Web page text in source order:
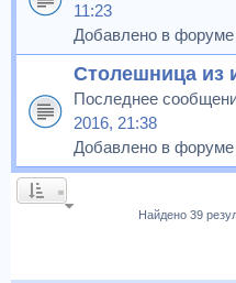
11:23
Добавлено в форуме
Столешница из
Последнее
2016, 21:38
Добавлено в форуме
Найдено 39